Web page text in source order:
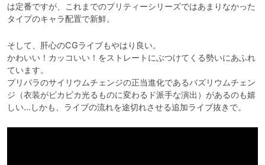
は定番ですが、これまでのプリティーシリーズではあまりなかった
タイプのキャラ配置で新鮮。
そして、肝心のCGライブもやはり良い。
かわいい！カッコいい！をストレートにぶつけてくる勢いにあふれ
ています。
プリパラのサイリウムチェンジの正当進化であるバズリウムチェン
ジ（衣装がビカビカ光るものに変わるド派手な演出）があるのも嬉
しい…しかも、ライブの流れを途切れさせる追加ライブ抜きで。